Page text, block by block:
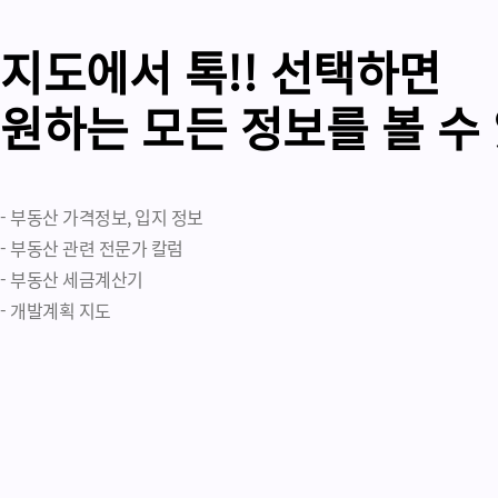
지도에서 톡!! 선택하면
원하는 모든 정보를 볼
- 부동산 가격정보, 입지 정보
- 부동산 관련 전문가 칼럼
- 부동산 세금계산기
- 개발계획 지도